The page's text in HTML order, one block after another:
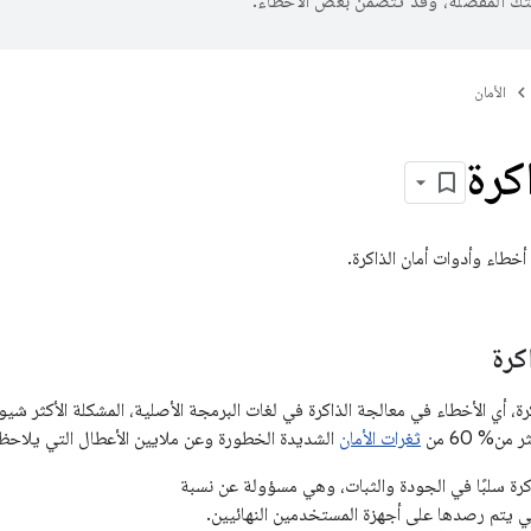
الأمان
وأدوات أمان الذاكرة.
60 من ثغرات الأمان الشديدة الخطورة وعن ملايين الأعطال التي
سلبًا في الجودة والثبات، وهي مسؤولة عن نسبة
يتم رصدها على أجهزة المستخدمين النهائيين.